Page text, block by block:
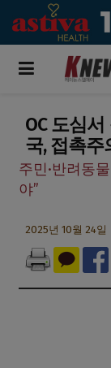
OC 도심
국, 접촉주
주민·반려동
야”
2025년 10월 24일